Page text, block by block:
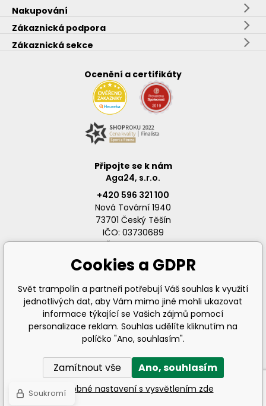
Nakupování
Zákaznická podpora
Zákaznická sekce
Ocenění a certifikáty
Připojte se k nám
Aga24, s.r.o.
+420 596 321 100
Nová Tovární 1940
73701 Český Těšín
IČO: 03730689
DIČ: CZ03730689
info@svet-trampolin.cz
Tvorba a pronájem eshopůBINARGON.cz
Cookies a GDPR
Svět trampolín a partneři potřebují Váš souhlas k využití
jednotlivých dat, aby Vám mimo jiné mohli ukazovat
informace týkající se Vašich zájmů pomocí
personalizace reklam. Souhlas udělíte kliknutím na
políčko "Ano, souhlasím".
Zamítnout vše Ano, souhlasím
Podrobné nastavení s vysvětlením zde
Soukromí